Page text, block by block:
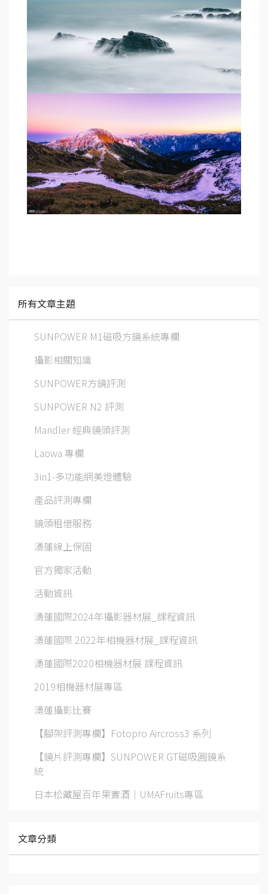
所有文章主題
SUNPOWER M1磁吸方鏡系統專欄
攝影相關知識
SUNPOWER方鏡評測
SUNPOWER N2 評測
Mandler 經典鏡頭評測
Laowa 專欄
3in1-多功能網美燈體驗
產品評測專欄
鏡頭租借服務
湧蓮線上保固
官方獨家活動
活動資訊
湧蓮國際2024年攝影器材展_課程資訊
湧蓮國際 2022年相機器材展_課程資訊
湧蓮國際2020相機器材展 課程資訊
2019相機器材展專區
湧蓮攝影比賽
【腳架評測專欄】Fotopro Aircross3 系列
【鏡片評測專欄】SUNPOWER GT磁吸圓鏡系
統
日本松藏屋百年果實酒｜UMAFruits專區
文章分類